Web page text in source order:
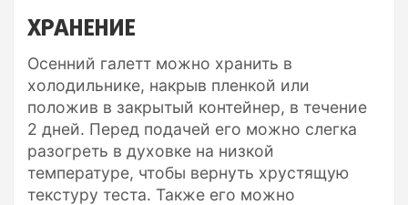
ХРАНЕНИЕ
Осенний галетт можно хранить в
холодильнике, накрыв пленкой или
положив в закрытый контейнер, в течение
2 дней. Перед подачей его можно слегка
разогреть в духовке на низкой
температуре, чтобы вернуть хрустящую
текстуру теста. Также его можно